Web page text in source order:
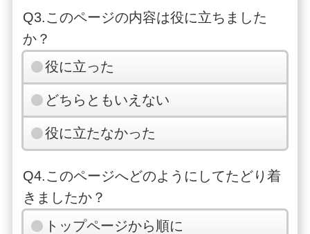
Q3.このページの内容は役に立ちました
か？
役に立った
どちらともいえない
役に立たなかった
Q4.このページへどのようにしてたどり着
きましたか？
トップページから順に